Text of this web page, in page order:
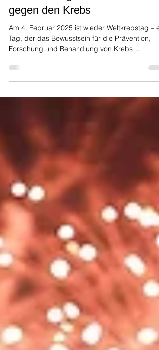
Weltkrebstag 2025: Gemeinsam
gegen den Krebs
Am 4. Februar 2025 ist wieder Weltkrebstag –
Forschung und Behandlung von Krebs
schärfen...